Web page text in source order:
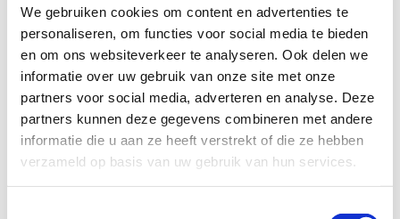
We gebruiken cookies om content en advertenties te
personaliseren, om functies voor social media te bieden
en om ons websiteverkeer te analyseren. Ook delen we
informatie over uw gebruik van onze site met onze
partners voor social media, adverteren en analyse. Deze
partners kunnen deze gegevens combineren met andere
informatie die u aan ze heeft verstrekt of die ze hebben
verzameld op basis van uw gebruik van hun services.
REISVOORSTEL AANVRAGEN →
PERSOONLIJKE REISADVIES